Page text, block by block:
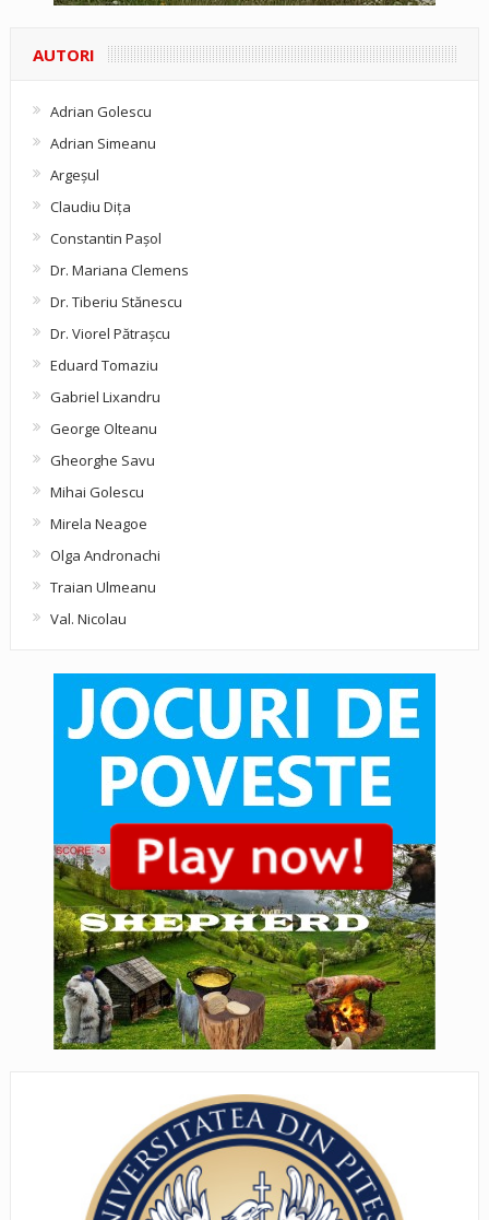
AUTORI
Adrian Golescu
Adrian Simeanu
Argeşul
Claudiu Diţa
Constantin Pașol
Dr. Mariana Clemens
Dr. Tiberiu Stănescu
Dr. Viorel Pătraşcu
Eduard Tomaziu
Gabriel Lixandru
George Olteanu
Gheorghe Savu
Mihai Golescu
Mirela Neagoe
Olga Andronachi
Traian Ulmeanu
Val. Nicolau